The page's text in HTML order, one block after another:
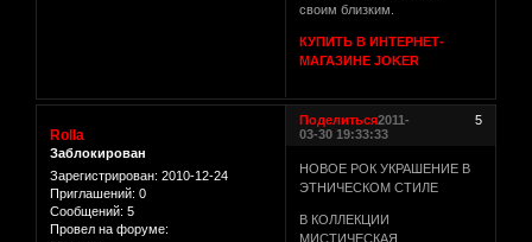
своим близким.
КУПИТЬ В ИНТЕРНЕТ-
МАГАЗИНЕ JOKER
Поделиться 5
2011-
03-30 19:33:33
Rolla
Заблокирован
Зарегистрирован: 2010-12-24
Приглашений: 0
Сообщений: 5
Провел на форуме:
НОВОЕ РОК УКРАШЕНИЕ В
ЭТНИЧЕСКОМ СТИЛЕ
В КОЛЛЕКЦИИ
МИСТИЧЕСКАЯ